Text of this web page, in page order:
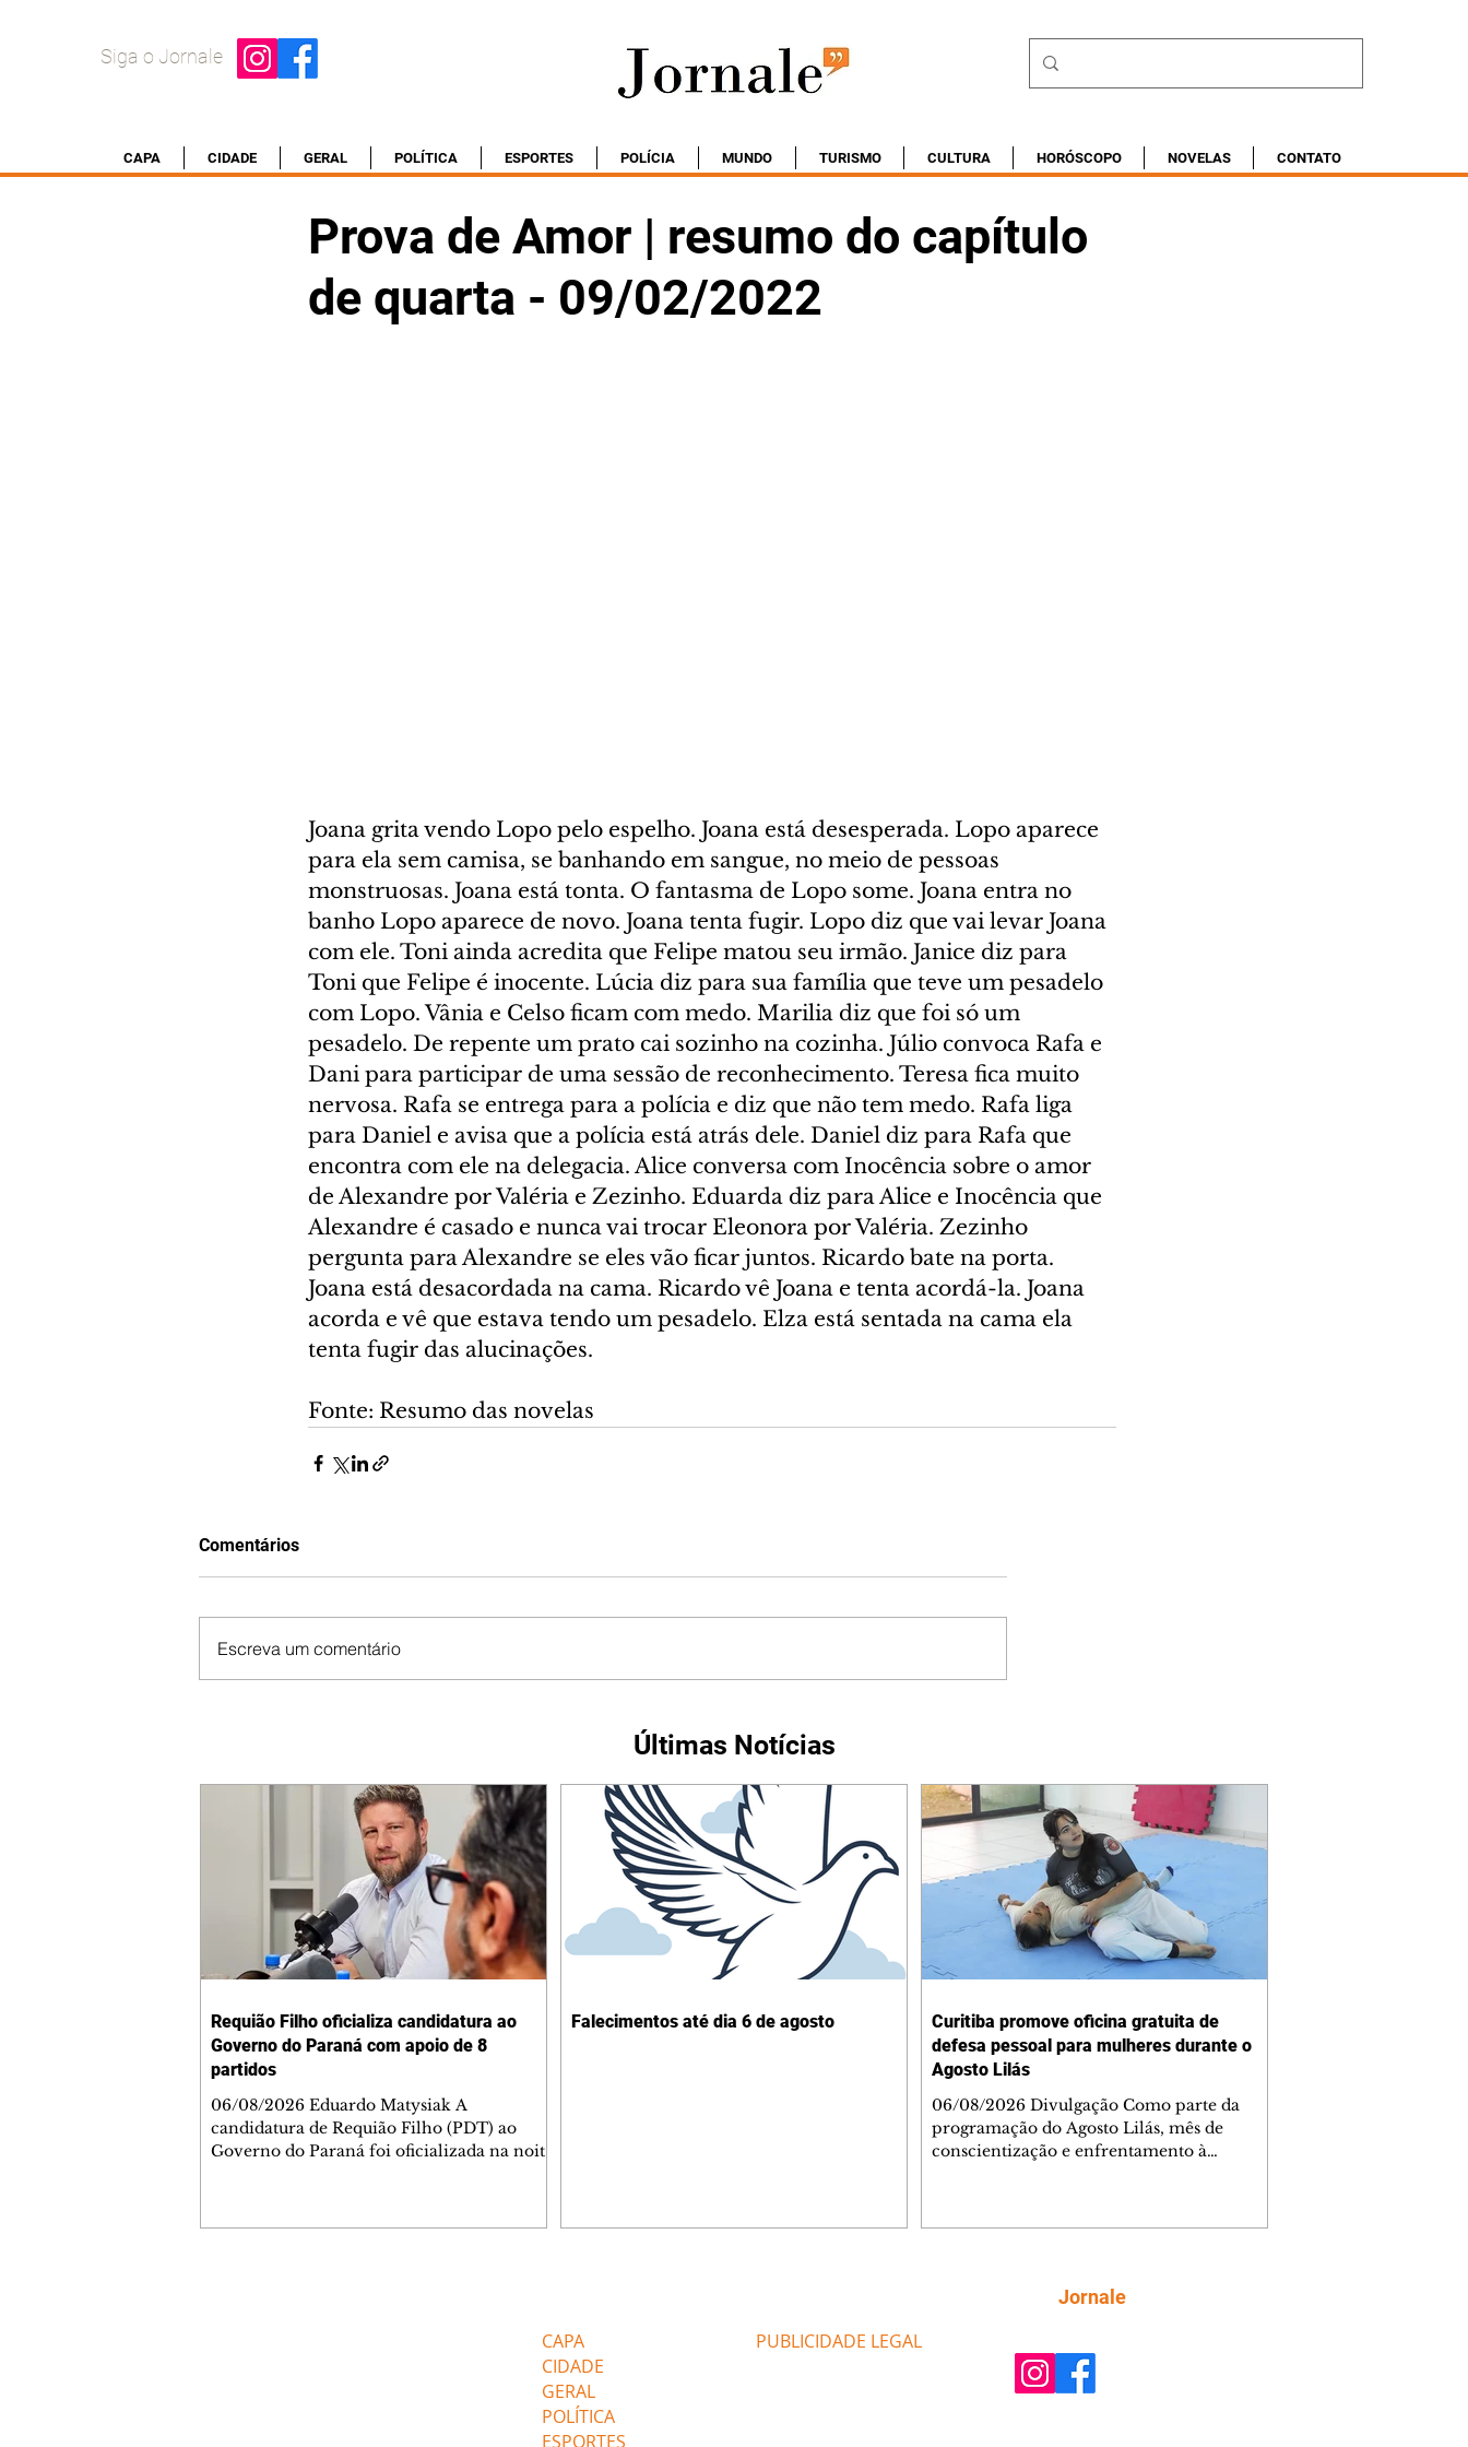
Siga o Jornale
CAPA CIDADE GERAL POLÍTICA ESPORTES POLÍCIA MUNDO TURISMO CULTURA HORÓSCOPO NOVELAS CONTATO
Prova de Amor | resumo do capítulo
de quarta - 09/02/2022
Joana grita vendo Lopo pelo espelho. Joana está desesperada. Lopo aparece
para ela sem camisa, se banhando em sangue, no meio de pessoas
monstruosas. Joana está tonta. O fantasma de Lopo some. Joana entra no
banho Lopo aparece de novo. Joana tenta fugir. Lopo diz que vai levar Joana
com ele. Toni ainda acredita que Felipe matou seu irmão. Janice diz para
Toni que Felipe é inocente. Lúcia diz para sua família que teve um pesadelo
com Lopo. Vânia e Celso ficam com medo. Marilia diz que foi só um
pesadelo. De repente um prato cai sozinho na cozinha. Júlio convoca Rafa e
Dani para participar de uma sessão de reconhecimento. Teresa fica muito
nervosa. Rafa se entrega para a polícia e diz que não tem medo. Rafa liga
para Daniel e avisa que a polícia está atrás dele. Daniel diz para Rafa que
encontra com ele na delegacia. Alice conversa com Inocência sobre o amor
de Alexandre por Valéria e Zezinho. Eduarda diz para Alice e Inocência que
Alexandre é casado e nunca vai trocar Eleonora por Valéria. Zezinho
pergunta para Alexandre se eles vão ficar juntos. Ricardo bate na porta.
Joana está desacordada na cama. Ricardo vê Joana e tenta acordá-la. Joana
acorda e vê que estava tendo um pesadelo. Elza está sentada na cama ela
tenta fugir das alucinações.
Fonte: Resumo das novelas
Comentários
Escreva um comentário
Últimas Notícias
Requião Filho oficializa candidatura ao
Governo do Paraná com apoio de 8
partidos
06/08/2026 Eduardo Matysiak A
candidatura de Requião Filho (PDT) ao
Governo do Paraná foi oficializada na noite
pela celebração da formação da coligação e
Falecimentos até dia 6 de agosto
Curitiba promove oficina gratuita de
defesa pessoal para mulheres durante o
Agosto Lilás
06/08/2026 Divulgação Como parte da
programação do Agosto Lilás, mês de
conscientização e enfrentamento à
Autoproteção, no Teatro da Vila, na Cidade
autoconfiança, incentivar o autocuidado e
CAPA
CIDADE
GERAL
POLÍTICA
ESPORTES
PUBLICIDADE LEGAL
Jornale